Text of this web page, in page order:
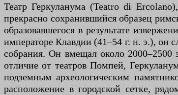
Театр Геркуланума (Teatro di
прекрасно сохранившийся образец
образовавшегося в результате
императоре Клавдии (41–54 г. н. э.), он
собрания. Он вмещал около
отличие от театров Помпей,
подземным археологическим
расположение в городской сетке,